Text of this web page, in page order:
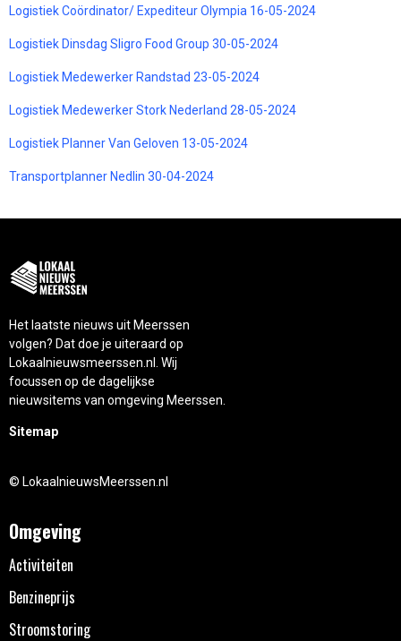
Logistiek Coördinator/ Expediteur Olympia 16-05-2024
Logistiek Dinsdag Sligro Food Group 30-05-2024
Logistiek Medewerker Randstad 23-05-2024
Logistiek Medewerker Stork Nederland 28-05-2024
Logistiek Planner Van Geloven 13-05-2024
Transportplanner Nedlin 30-04-2024
Het laatste nieuws uit Meerssen
volgen? Dat doe je uiteraard op
Lokaalnieuwsmeerssen.nl. Wij
focussen op de dagelijkse
nieuwsitems van omgeving Meerssen.
Sitemap
© LokaalnieuwsMeerssen.nl
Omgeving
Activiteiten
Benzineprijs
Stroomstoring